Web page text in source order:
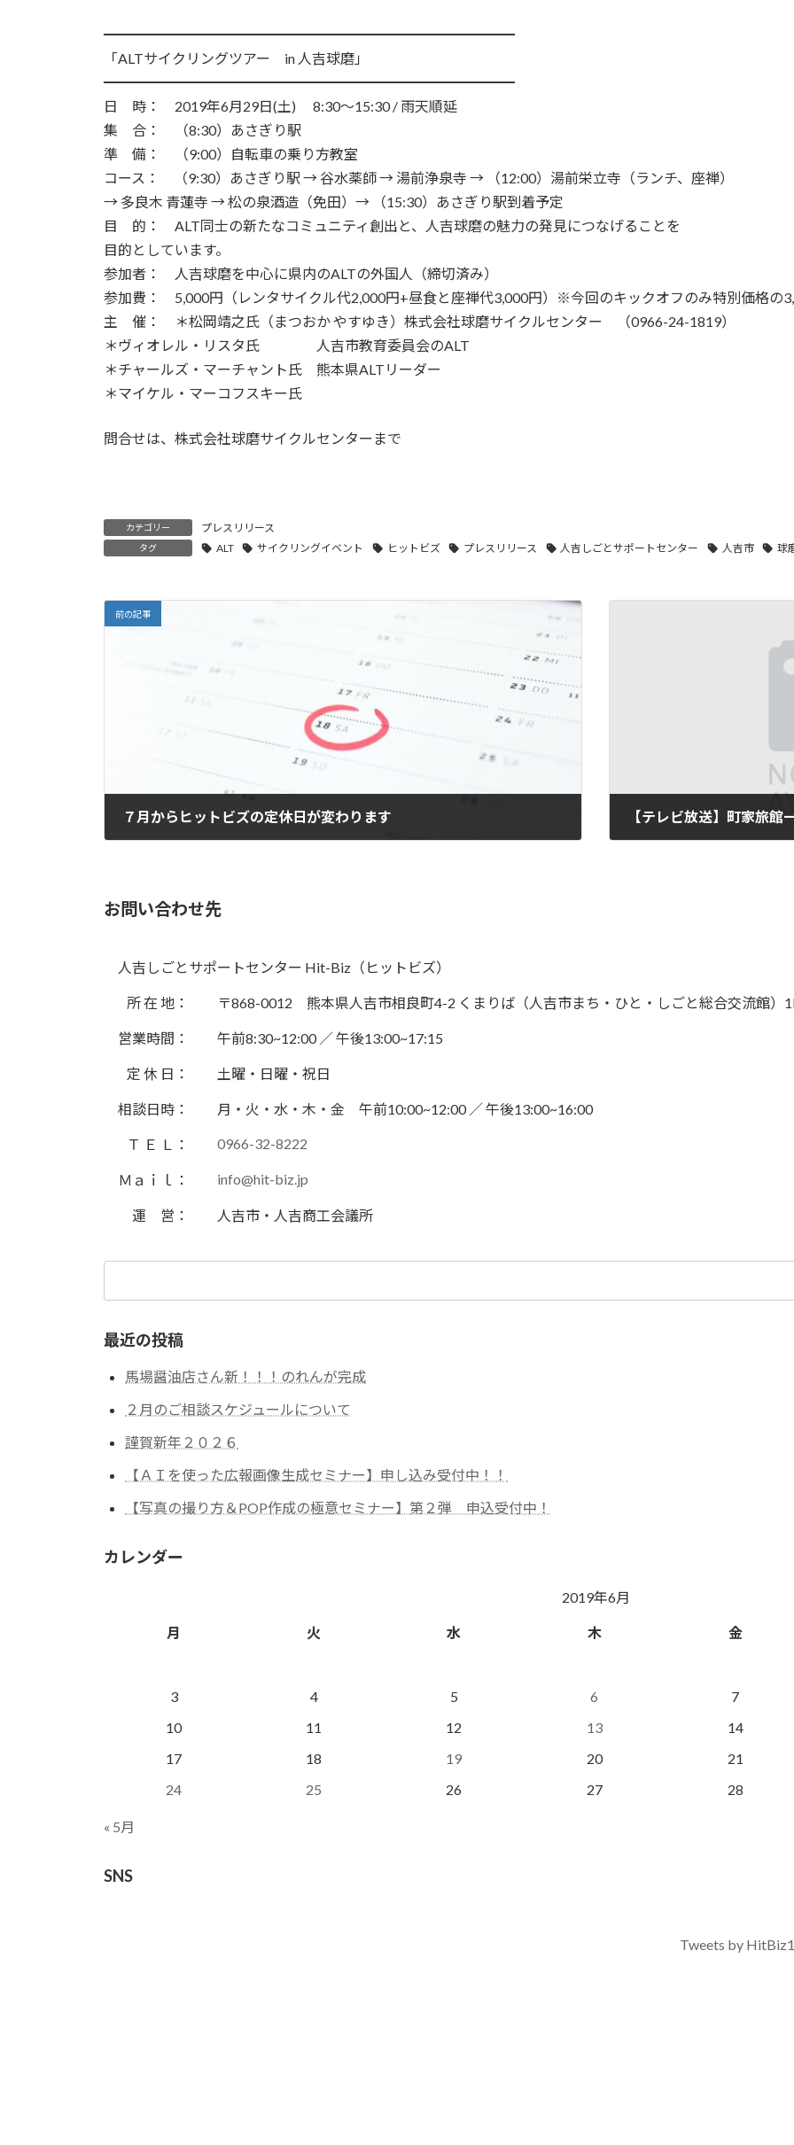
━━━━━━━━━━━━━━━━━━━━━━━━━━━━━
「ALTサイクリングツアー in 人吉球磨」
━━━━━━━━━━━━━━━━━━━━━━━━━━━━━
日 時： 2019年6月29日(土) 8:30～15:30 / 雨天順延
集 合： （8:30）あさぎり駅
準 備： （9:00）自転車の乗り方教室
コース： （9:30）あさぎり駅 → 谷水薬師 → 湯前浄泉寺 → （12:00）湯前栄立寺（ランチ、座禅）
→ 多良木 青蓮寺 → 松の泉酒造（免田）→ （15:30）あさぎり駅到着予定
目 的： ALT同士の新たなコミュニティ創出と、人吉球磨の魅力の発見につなげることを
目的としています。
参加者： 人吉球磨を中心に県内のALTの外国人（締切済み）
参加費： 5,000円（レンタサイクル代2,000円+昼食と座禅代3,000円）※今回のキックオフのみ特別価格の
主 催： ＊松岡靖之氏（まつおか やすゆき）株式会社球磨サイクルセンター （0966-24-1819）
＊ヴィオレル・リスタ氏 人吉市教育委員会のALT
＊チャールズ・マーチャント氏 熊本県ALTリーダー
＊マイケル・マーコフスキー氏
問合せは、株式会社球磨サイクルセンターまで
カテゴリー プレスリリース
タグ ALT サイクリングイベント ヒットビズ プレスリリース 人吉しごとサポートセンター 人吉市 球
前の記事
７月からヒットビズの定休日が変わります
お問い合わせ先
人吉しごとサポートセンター Hit-Biz（ヒットビズ）
所 在 地： 〒868-0012 熊本県人吉市相良町4-2 くまりば（人吉市まち・ひと・しごと総合交流館）
営業時間： 午前8:30~12:00 ／ 午後13:00~17:15
定 休 日： 土曜・日曜・祝日
相談日時： 月・火・水・木・金 午前10:00~12:00 ／ 午後13:00~16:00
Ｔ Ｅ Ｌ： 0966-32-8222
Ｍａｉｌ： info@hit-biz.jp
運 営： 人吉市・人吉商工会議所
最近の投稿
馬場醤油店さん新！！！のれんが完成
２月のご相談スケジュールについて
謹賀新年２０２６
【ＡＩを使った広報画像生成セミナー】申し込み受付中！！
【写真の撮り方＆POP作成の極意セミナー】第２弾 申込受付中！
カレンダー
2019年6月
月 火 水 木 金
3 4 5 6
7
10
11 12 13
14
17
18 19 20
21
24
25 26 27 28
« 5月
SNS
Tweets by HitBiz1